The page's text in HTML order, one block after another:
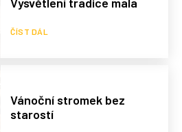
Vysvětlení tradice mala
ČÍST DÁL
Vánoční stromek bez
starostí